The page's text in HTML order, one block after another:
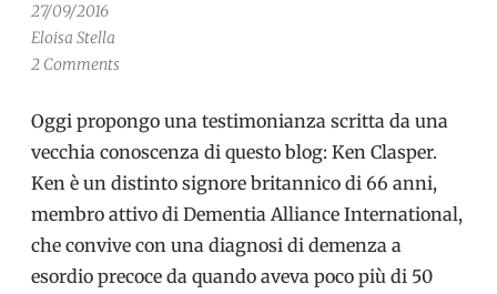
27/09/2016
Eloisa Stella
2 Comments
Oggi propongo una testimonianza scritta da una
vecchia conoscenza di questo blog: Ken Clasper.
Ken è un distinto signore britannico di 66 anni,
membro attivo di Dementia Alliance International,
che convive con una diagnosi di demenza a
esordio precoce da quando aveva poco più di 50